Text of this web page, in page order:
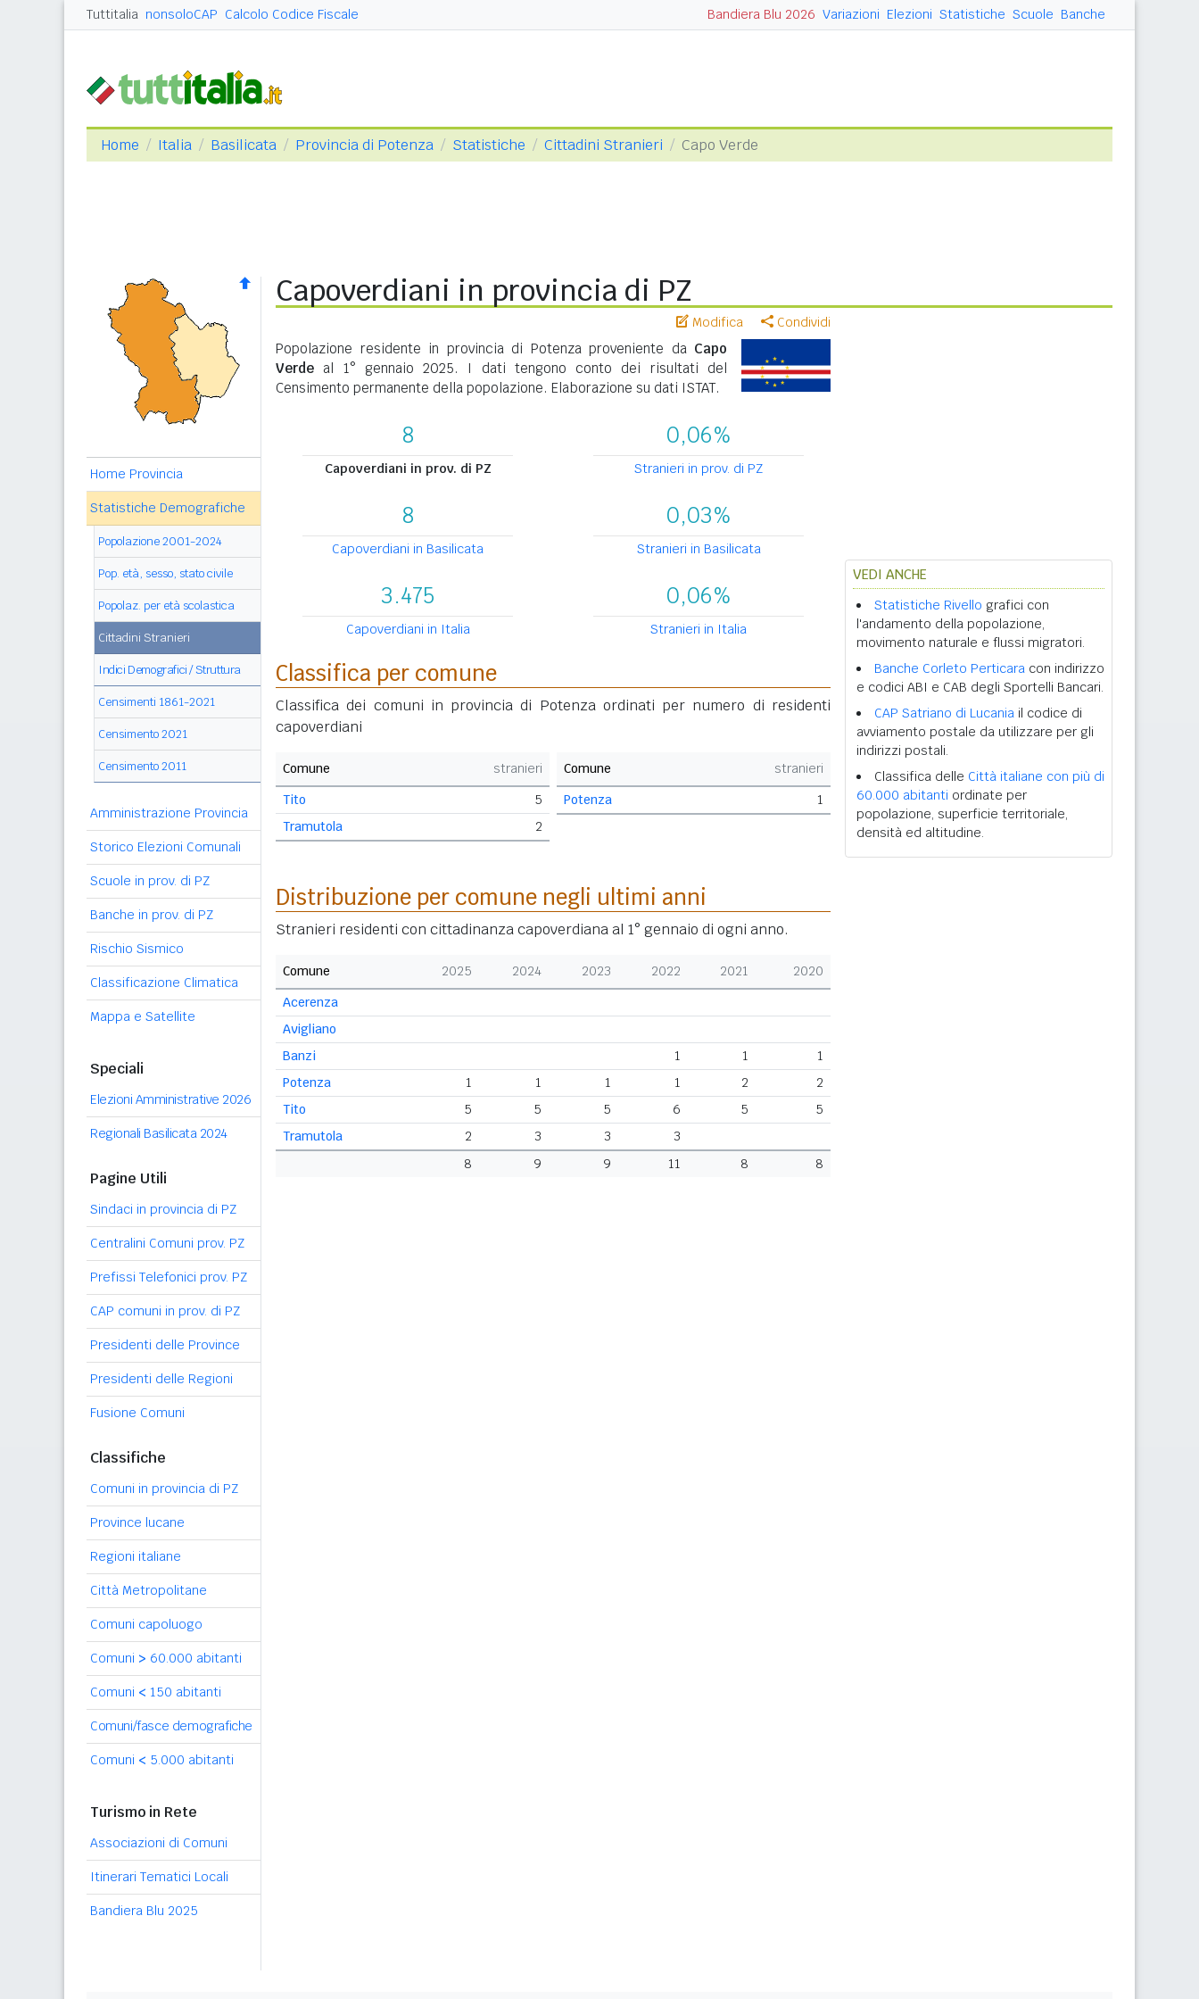
Tuttitalia nonsoloCAP Calcolo Codice Fiscale Bandiera Blu 2026 Variazioni Elezioni Statistiche Scuole Banche
Home Italia Basilicata Provincia di Potenza Statistiche Cittadini Stranieri Capo Verde
Home Provincia
Statistiche Demografiche
Popolazione 2001-2024
Pop. età, sesso, stato civile
Popolaz. per età scolastica
Cittadini Stranieri
Indici Demografici / Struttura
Censimenti 1861-2021
Censimento 2021
Censimento 2011
Amministrazione Provincia
Storico Elezioni Comunali
Scuole in prov. di PZ
Banche in prov. di PZ
Rischio Sismico
Classificazione Climatica
Mappa e Satellite
Speciali
Elezioni Amministrative 2026
Regionali Basilicata 2024
Pagine Utili
Sindaci in provincia di PZ
Centralini Comuni prov. PZ
Prefissi Telefonici prov. PZ
CAP comuni in prov. di PZ
Presidenti delle Province
Presidenti delle Regioni
Fusione Comuni
Classifiche
Comuni in provincia di PZ
Province lucane
Regioni italiane
Città Metropolitane
Comuni capoluogo
Comuni > 60.000 abitanti
Comuni < 150 abitanti
Comuni/fasce demografiche
Comuni < 5.000 abitanti
Turismo in Rete
Associazioni di Comuni
Itinerari Tematici Locali
Bandiera Blu 2025
Capoverdiani in provincia di PZ
Modifica Condividi
Popolazione residente in provincia di Potenza proveniente da Capo
Verde al 1° gennaio 2025. I dati tengono conto dei risultati del
Censimento permanente della popolazione. Elaborazione su dati ISTAT.
8
Capoverdiani in prov. di PZ
0,06%
Stranieri in prov. di PZ
8
Capoverdiani in Basilicata
0,03%
Stranieri in Basilicata
3.475
Capoverdiani in Italia
0,06%
Stranieri in Italia
Classifica per comune
Classifica dei comuni in provincia di Potenza ordinati per numero di residenti
capoverdiani
Comune
stranieri
Tito
5
Tramutola
2
Comune
stranieri
Potenza
1
Distribuzione per comune negli ultimi anni
Stranieri residenti con cittadinanza capoverdiana al 1° gennaio di ogni anno.
Comune 2025 2024 2023 2022 2021
2020
Acerenza
Avigliano
Banzi
1 1
1
Potenza
1 1 1 1 2
2
Tito
5 5 5 6 5
5
Tramutola
2 3 3
3
8
9 9 11 8 8
VEDI ANCHE
Statistiche Rivello grafici con
l'andamento della popolazione,
movimento naturale e flussi migratori.
Banche Corleto Perticara con indirizzo
e codici ABI e CAB degli Sportelli Bancari.
CAP Satriano di Lucania il codice di
avviamento postale da utilizzare per gli
indirizzi postali.
Classifica delle Città italiane con più di
60.000 abitanti ordinate per
popolazione, superficie territoriale,
densità ed altitudine.